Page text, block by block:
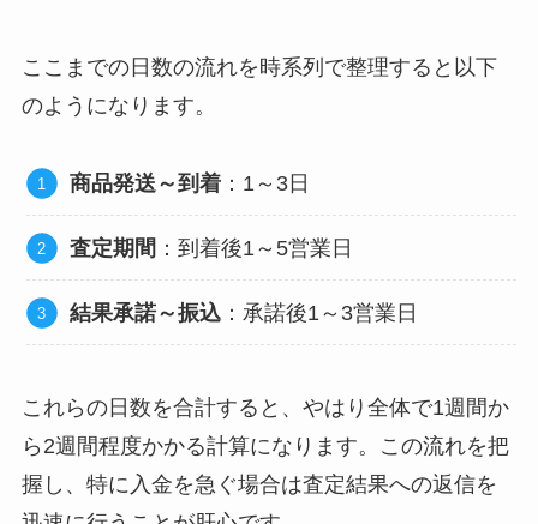
ここまでの日数の流れを時系列で整理すると以下
のようになります。
商品発送～到着 ：1～3日
査定期間 ：到着後1～5営業日
結果承諾～振込 ：承諾後1～3営業日
これらの日数を合計すると、やはり全体で1週間か
ら2週間程度かかる計算になります。この流れを把
握し、特に入金を急ぐ場合は査定結果への返信を